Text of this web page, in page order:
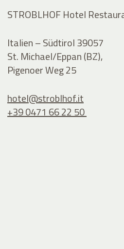
STROBLHOF Hotel
Italien – Südtirol 39057
St. Michael/Eppan (BZ),
Pigenoer Weg 25
hotel@stroblhof.it
+39 0471 66 22 50